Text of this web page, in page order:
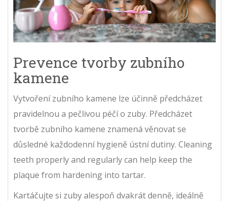
Prevence tvorby zubního
kamene
Vytvoření zubního kamene lze účinně předcházet
pravidelnou a pečlivou péčí o zuby. Předcházet
tvorbě zubního kamene znamená věnovat se
důsledné každodenní hygieně ústní dutiny. Cleaning
teeth properly and regularly can help keep the
plaque from hardening into tartar.
Kartáčujte si zuby alespoň dvakrát denně, ideálně